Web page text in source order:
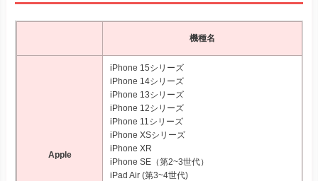
機種名
Apple
iPhone 15シリーズ
iPhone 14シリーズ
iPhone 13シリーズ
iPhone 12シリーズ
iPhone 11シリーズ
iPhone XSシリーズ
iPhone XR
iPhone SE（第2~3世代）
iPad Air (第3~4世代)